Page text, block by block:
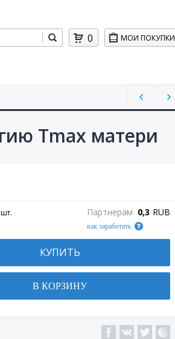
МОИ ПОКУПКИ
0
Тmax матери
шт. Партнерам 0,3 RUB
как заработать
КУПИТЬ
В КОРЗИНУ